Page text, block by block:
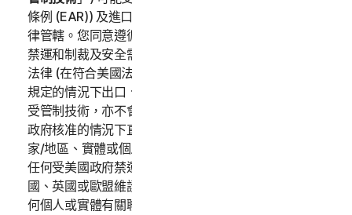
條例 (EAR)) 及進口或再出口受管制技術之任何國家的法
律管轄。您同意遵循所有相關出口管制法，包括美國貿易
禁運和制裁及安全需求，以及相關國家/地區或當地適用
法律 (在符合美國法律的範圍內)，且不會在違反美國法律
規定的情況下出口、再出口、進口或以其他方式提供任何
受管制技術，亦不會在未取得必要的出口許可證，或其他
政府核准的情況下直接或間接將其出口至任何禁止的國
家/地區、實體或個人。您證明您未身處也未定期居住在
任何受美國政府禁運的國家或地區，且您未列入任何美
國、英國或歐盟維護的受限制方名單，或與該名單上的任
何個人或實體有關聯。根據美國法律規定，嚴禁將